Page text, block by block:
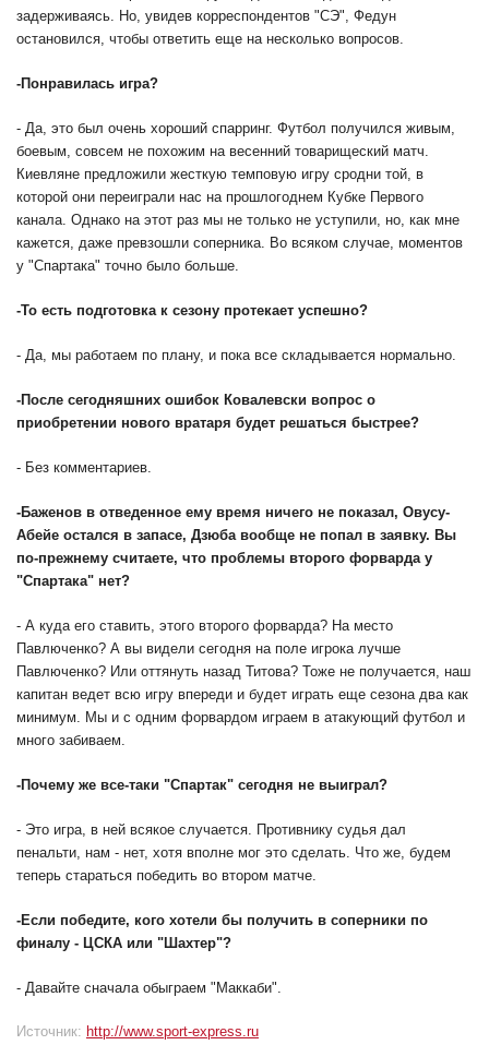
задерживаясь. Но, увидев корреспондентов "СЭ", Федун
остановился, чтобы ответить еще на несколько вопросов.
-Понравилась игра?
- Да, это был очень хороший спарринг. Футбол получился живым,
боевым, совсем не похожим на весенний товарищеский матч.
Киевляне предложили жесткую темповую игру сродни той, в
которой они переиграли нас на прошлогоднем Кубке Первого
канала. Однако на этот раз мы не только не уступили, но, как мне
кажется, даже превзошли соперника. Во всяком случае, моментов
у "Спартака" точно было больше.
-То есть подготовка к сезону протекает успешно?
- Да, мы работаем по плану, и пока все складывается нормально.
-После сегодняшних ошибок Ковалевски вопрос о
приобретении нового вратаря будет решаться быстрее?
- Без комментариев.
-Баженов в отведенное ему время ничего не показал, Овусу-
Абейе остался в запасе, Дзюба вообще не попал в заявку. Вы
по-прежнему считаете, что проблемы второго форварда у
"Спартака" нет?
- А куда его ставить, этого второго форварда? На место
Павлюченко? А вы видели сегодня на поле игрока лучше
Павлюченко? Или оттянуть назад Титова? Тоже не получается, наш
капитан ведет всю игру впереди и будет играть еще сезона два как
минимум. Мы и с одним форвардом играем в атакующий футбол и
много забиваем.
-Почему же все-таки "Спартак" сегодня не выиграл?
- Это игра, в ней всякое случается. Противнику судья дал
пенальти, нам - нет, хотя вполне мог это сделать. Что же, будем
теперь стараться победить во втором матче.
-Если победите, кого хотели бы получить в соперники по
финалу - ЦСКА или "Шахтер"?
- Давайте сначала обыграем "Маккаби".
Источник: http://www.sport-express.ru